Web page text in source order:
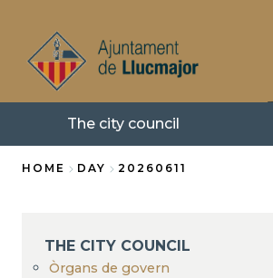
main
content
The city council
HOME DAY 20260611
THE CITY COUNCIL
Òrgans de govern